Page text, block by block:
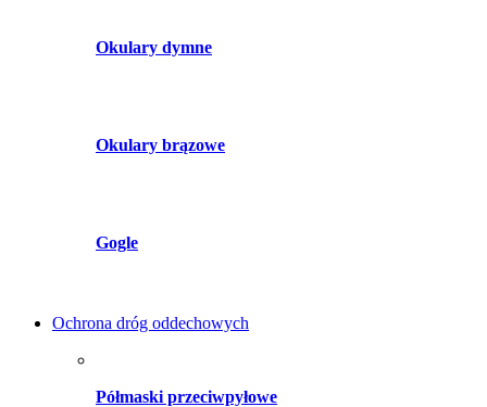
Okulary dymne
Okulary brązowe
Gogle
Ochrona dróg oddechowych
Półmaski przeciwpyłowe